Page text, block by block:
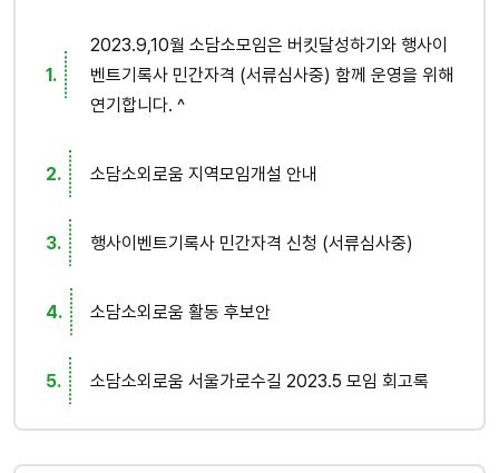
2023.9,10월 소담소모임은 버킷달성하기와 행사이
벤트기록사 민간자격 (서류심사중) 함께 운영을 위해
연기합니다. ^
소담소외로움 지역모임개설 안내
행사이벤트기록사 민간자격 신청 (서류심사중)
소담소외로움 활동 후보안
소담소외로움 서울가로수길 2023.5 모임 회고록